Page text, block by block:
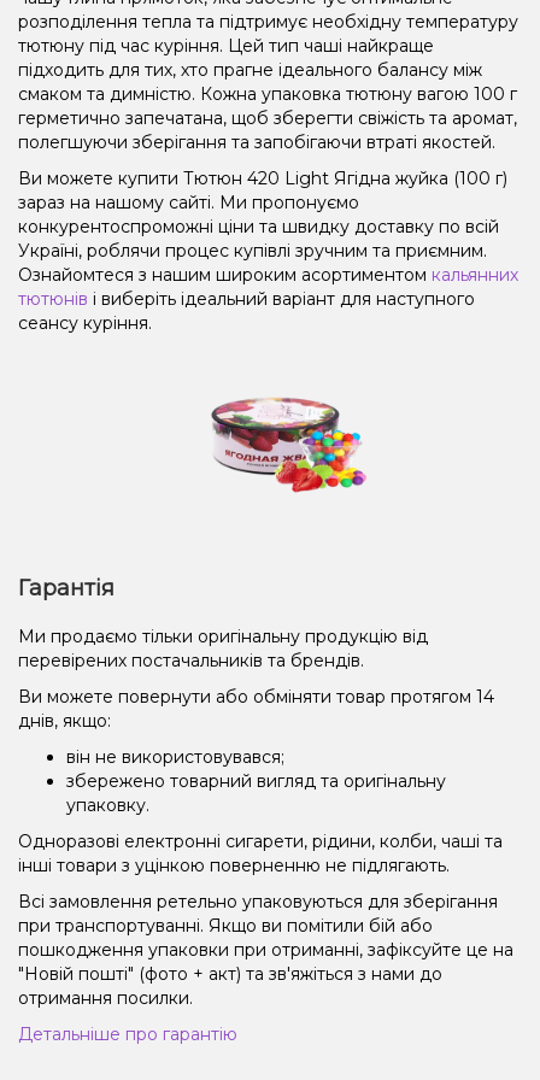
розподілення тепла та підтримує необхідну температуру
тютюну під час куріння. Цей тип чаші найкраще
підходить для тих, хто прагне ідеального балансу між
смаком та димністю. Кожна упаковка тютюну вагою 100 г
герметично запечатана, щоб зберегти свіжість та аромат,
полегшуючи зберігання та запобігаючи втраті якостей.
Ви можете купити Тютюн 420 Light Ягідна жуйка (100 г)
зараз на нашому сайті. Ми пропонуємо
конкурентоспроможні ціни та швидку доставку по всій
Україні, роблячи процес купівлі зручним та приємним.
Ознайомтеся з нашим широким асортиментом кальянних
тютюнів і виберіть ідеальний варіант для наступного
сеансу куріння.
Гарантія
Ми продаємо тільки оригінальну продукцію від
перевірених постачальників та брендів.
Ви можете повернути або обміняти товар протягом 14
днів, якщо:
він не використовувався;
збережено товарний вигляд та оригінальну
упаковку.
Одноразові електронні сигарети, рідини, колби, чаші та
інші товари з уцінкою поверненню не підлягають.
Всі замовлення ретельно упаковуються для зберігання
при транспортуванні. Якщо ви помітили бій або
пошкодження упаковки при отриманні, зафіксуйте це на
"Новій пошті" (фото + акт) та зв'яжіться з нами до
отримання посилки.
Детальніше про гарантію